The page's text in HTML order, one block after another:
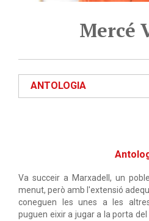
Mercé
ANTOLOGIA
Va succeir a Marxadell, un
menut, però amb l'extensió
coneguen les unes a les
puguen eixir a jugar a la porta